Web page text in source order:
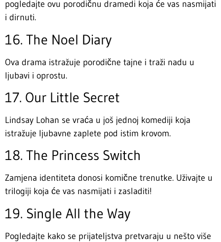
pogledajte ovu porodičnu dramedi koja će vas nasmijati
i dirnuti.
16. The Noel Diary
Ova drama istražuje porodične tajne i traži nadu u
ljubavi i oprostu.
17. Our Little Secret
Lindsay Lohan se vraća u još jednoj komediji koja
istražuje ljubavne zaplete pod istim krovom.
18. The Princess Switch
Zamjena identiteta donosi komične trenutke. Uživajte u
trilogiji koja će vas nasmijati i zasladiti!
19. Single All the Way
Pogledajte kako se prijateljstva pretvaraju u nešto više